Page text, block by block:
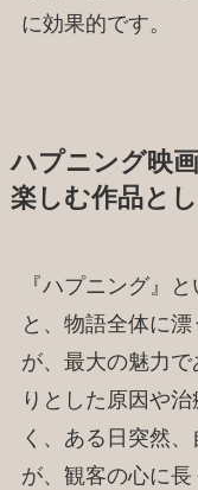
に効果的です。
ハプニング映
楽しむ作品と
『ハプニング』
と、物語全体に
が、最大の魅力
りとした原因や
く、ある日突然
が、観客の心に長